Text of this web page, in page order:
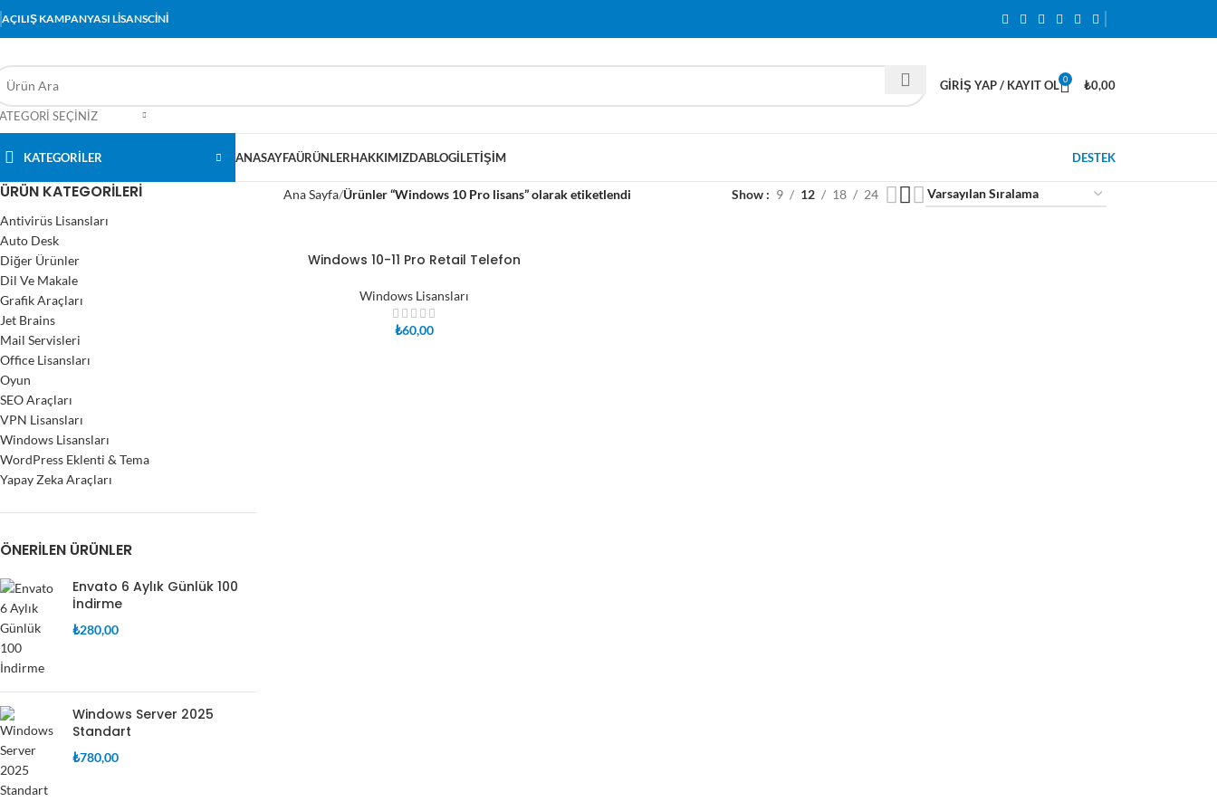
AÇILIŞ KAMPANYASI LİSANSCİNİ
SEÇINIZ
GIRIŞ YAP / KAYIT OL 0 ₺0,00
KATEGORİLER ANASAYFAÜRÜNLERHAKKIMIZDABLOGİLETIŞIM DESTEK
ÜRÜN KATEGORILERI
Antivirüs Lisansları
Auto Desk
Diğer Ürünler
Dil Ve Makale
Grafik Araçları
Jet Brains
Mail Servisleri
Office Lisansları
Oyun
SEO Araçları
VPN Lisansları
Windows Lisansları
WordPress Eklenti & Tema
Yapay Zeka Araçları
ÖNERILEN ÜRÜNLER
Envato 6 Aylık Günlük 100
İndirme
₺280,00
Windows Server 2025
Standart
₺780,00
Ana Sayfa Ürünler “Windows 10 Pro lisans” olarak etiketlendi Show 9 12 18 24
SEPETE EKLE
Windows 10-11 Pro Retail Telefon
Windows Lisansları
₺60,00